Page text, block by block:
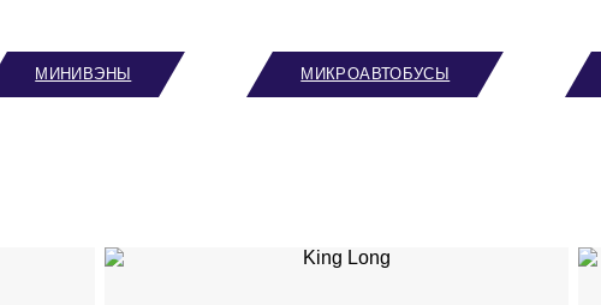
МИНИВЭНЫ МИКРОАВТОБУСЫ